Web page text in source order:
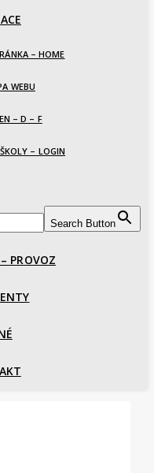
– HOME
WEBU
– D – F
– LOGIN
Search Button
PROVOZ